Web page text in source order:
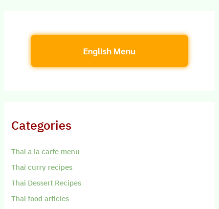
English Menu
Categories
Thai a la carte menu
Thai curry recipes
Thai Dessert Recipes
Thai food articles